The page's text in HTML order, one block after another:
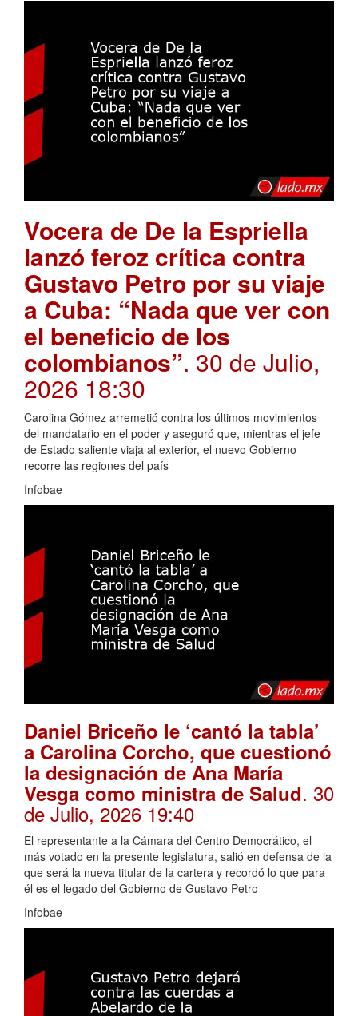
Vocera de De la Espriella
lanzó feroz crítica contra
Gustavo Petro por su viaje
a Cuba: “Nada que ver con
el beneficio de los
colombianos”. 30 de Julio,
2026 18:30
Carolina Gómez arremetió contra los últimos movimientos
del mandatario en el poder y aseguró que, mientras el jefe
de Estado saliente viaja al exterior, el nuevo Gobierno
recorre las regiones del país
Infobae
Daniel Briceño le ‘cantó la tabla’
a Carolina Corcho, que cuestionó
la designación de Ana María
Vesga como ministra de Salud. 30
de Julio, 2026 19:40
El representante a la Cámara del Centro Democrático, el
más votado en la presente legislatura, salió en defensa de la
que será la nueva titular de la cartera y recordó lo que para
él es el legado del Gobierno de Gustavo Petro
Infobae